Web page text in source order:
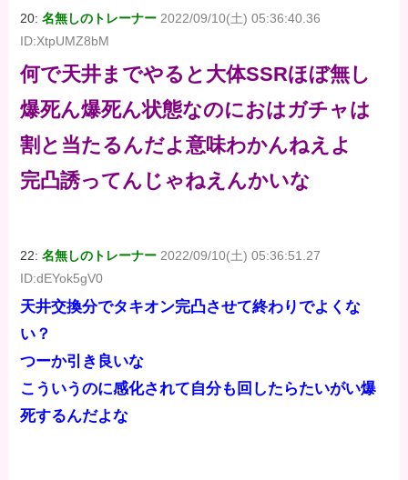
20:名無しのトレーナー 2022/09/10(土) 05:36:40.36
ID:XtpUMZ8bM
何で天井までやると大体SSRほぼ無し
爆死ん爆死ん状態なのにおはガチャは
割と当たるんだよ意味わかんねえよ
完凸誘ってんじゃねえんかいな
22:名無しのトレーナー 2022/09/10(土) 05:36:51.27
ID:dEYok5gV0
天井交換分でタキオン完凸させて終わりでよくな
い？
つーか引き良いな
こういうのに感化されて自分も回したらたいがい爆
死するんだよな